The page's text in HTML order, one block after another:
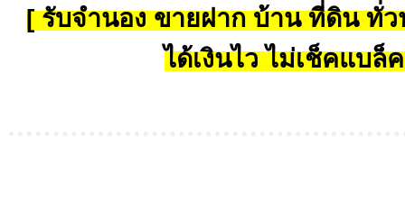
[ รับจำนอง ขายฝาก บ้าน ที่ดิน ทั่ว
ได้เงินไว ไม่เช็คแบล็